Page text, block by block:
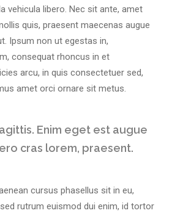
disminuir
vehicula libero. Nec sit ante, amet
quis, praesent maecenas augue
Ipsum non ut egestas in,
consequat rhoncus in et
arcu, in quis consectetuer sed,
amet orci ornare sit metus.
Enim eget est augue
cras lorem, praesent.
cursus phasellus sit in eu,
rutrum euismod dui enim, id tortor